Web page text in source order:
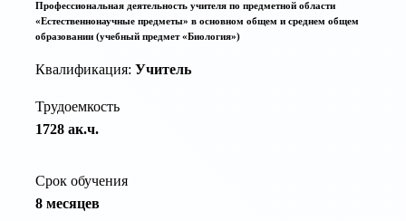
Профессиональная деятельность учителя по предметной области
«Естественнонаучные предметы» в основном общем и среднем общем
образовании (учебный предмет «Биология»)
Квалификация: Учитель
Трудоемкость
1728 ак.ч.
Срок обучения
8 месяцев